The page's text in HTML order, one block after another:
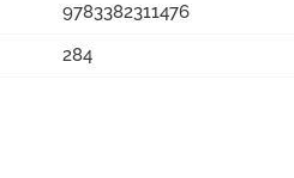
9783382311476
284